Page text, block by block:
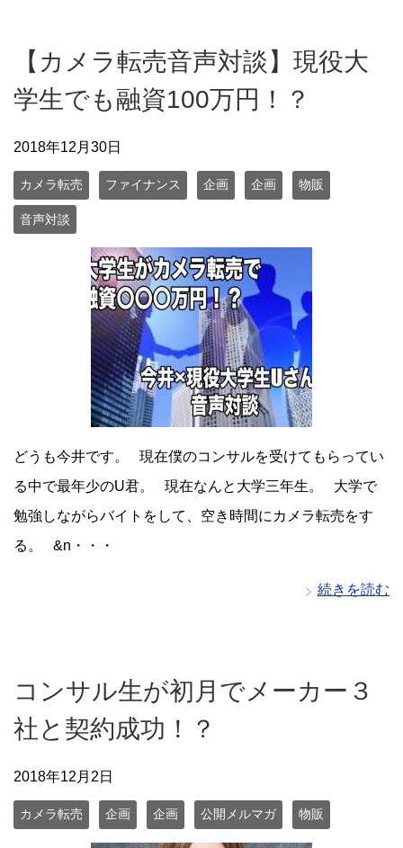
【カメラ転売音声対談】現役大
学生でも融資100万円！？
2018年12月30日
カメラ転売 ファイナンス 企画 企画 物販
音声対談
どうも今井です。 現在僕のコンサルを受けてもらってい
る中で最年少のU君。 現在なんと大学三年生。 大学で
勉強しながらバイトをして、空き時間にカメラ転売をす
る。 &n・・・
続きを読む
コンサル生が初月でメーカー３
社と契約成功！？
2018年12月2日
カメラ転売 企画 企画 公開メルマガ 物販